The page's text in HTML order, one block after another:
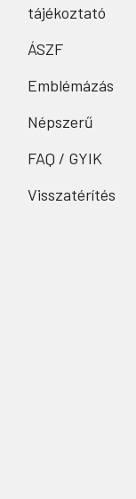
tájékoztató
ÁSZF
Emblémázás
Népszerű
FAQ / GYIK
Visszatérítés